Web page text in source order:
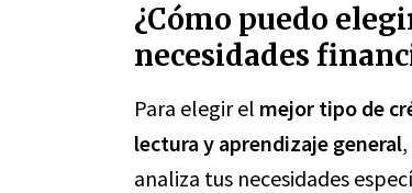
¿Cómo puedo
necesidades
Para elegir el mejor tipo de
lectura y aprendizaje general
analiza tus necesidades